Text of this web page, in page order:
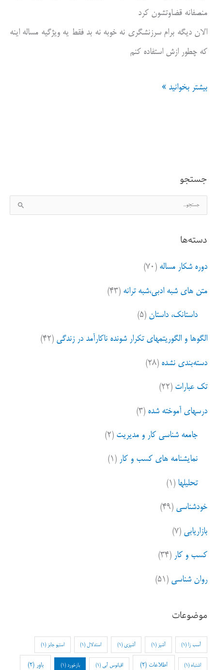
منصفانه قضاوتشون کرد
الان دیگه برام سرزنشگری نه خوبه نه بد فقط یه ویژگیه مساله اینه
که چطور ازش استفاده کنم
سرزنش
بد؟
بیشتر بخوانید »
جستجو
س
ج
ب
ا
دسته‌ها
دوره شکار مساله (۷۰)
متن های شبه ادبی،شبه ترانه (۴۳)
داستانک، داستان (۵)
الگوها و الگوریتمهای تکرار شونده ناکارآمد در زندگی (۴۲)
دسته‌بندی نشده (۲۸)
تک عبارات (۲۲)
درسهای آموخته شده (۳)
جامعه شناسی کار و مدیریت (۲)
نمایشنامه های کسب و کار (۱)
تحلیلها (۱)
خودشناسی (۴۹)
بازاریابی (۷)
کسب و کار (۳۴)
روان شناسی (۵۱)
موضوعات
آسب زا (1) آشپز (1) آشپزی (1) استدلال (1) استیو جابز (1)
اشتباه (1) اطلاعات (2) اقیانوس آبی (1) بازخورد (1) باور (2)